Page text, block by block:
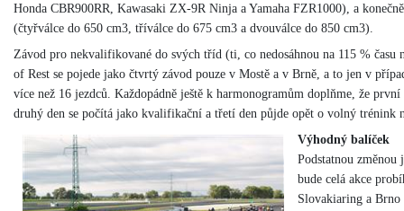
Honda CBR900RR, Kawasaki ZX-9R Ninja a Yamaha FZR1000), a
(čtyřválce do 650 cm3, tříválce do 675 cm3 a dvouválce do 850 cm3).
Závod pro nekvalifikované do svých tříd (ti, co nedosáhnou na 115 % času
of Rest se pojede jako čtvrtý závod pouze v Mostě a v Brně, a to jen v
více než 16 jezdců. Každopádně ještě k harmonogramům doplňme, že
druhý den se počítá jako kvalifikační a třetí den půjde opět o volný trénink
Výhodný balíček
Podstatnou
bude celá akce
Slovakiaring a